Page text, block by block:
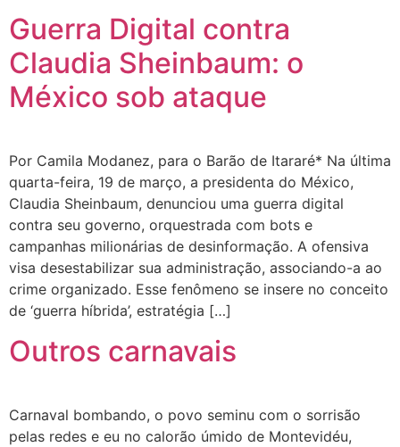
Guerra Digital contra
Claudia Sheinbaum: o
México sob ataque
Por Camila Modanez, para o Barão de Itararé* Na última
quarta-feira, 19 de março, a presidenta do México,
Claudia Sheinbaum, denunciou uma guerra digital
contra seu governo, orquestrada com bots e
campanhas milionárias de desinformação. A ofensiva
visa desestabilizar sua administração, associando-a ao
crime organizado. Esse fenômeno se insere no conceito
de ‘guerra híbrida’, estratégia […]
Outros carnavais
Carnaval bombando, o povo seminu com o sorrisão
pelas redes e eu no calorão úmido de Montevidéu,